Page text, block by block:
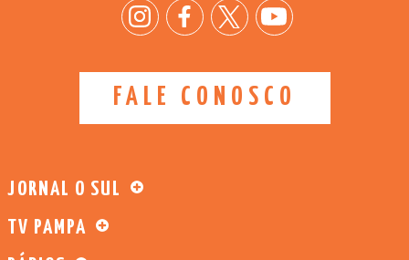
FALE CONOSCO
JORNAL O SUL
TV PAMPA